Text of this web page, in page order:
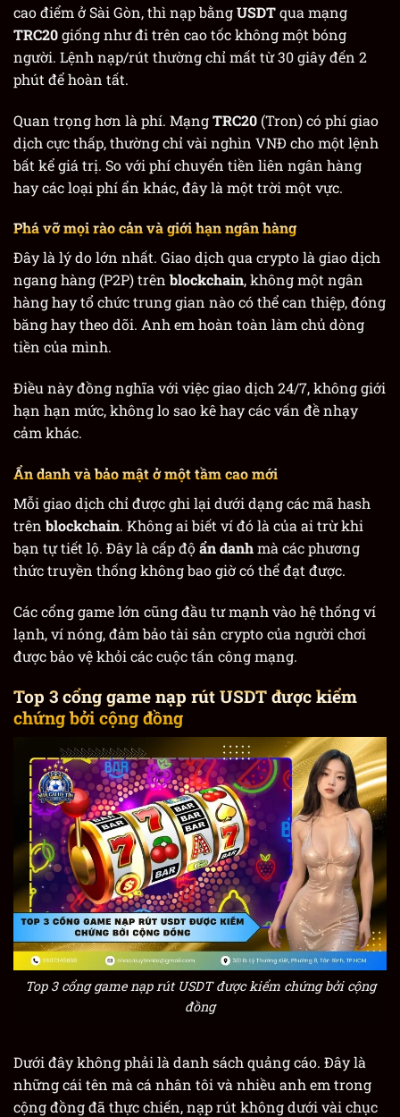
cao điểm ở Sài Gòn, thì nạp bằngUSDTqua mạng
TRC20giống như đi trên cao tốc không một bóng
người. Lệnh nạp/rút thường chỉ mất từ 30 giây đến 2
phút để hoàn tất.
Quan trọng hơn là phí. MạngTRC20 (Tron) có phí giao
dịch cực thấp, thường chỉ vài nghìn VNĐ cho một lệnh
bất kể giá trị. So với phí chuyển tiền liên ngân hàng
hay các loại phí ẩn khác, đây là một trời một vực.
Phá vỡ mọi rào cản và giới hạn ngân hàng
Đây là lý do lớn nhất. Giao dịch qua crypto là giao dịch
ngang hàng (P2P) trênblockchain, không một ngân
hàng hay tổ chức trung gian nào có thể can thiệp, đóng
băng hay theo dõi. Anh em hoàn toàn làm chủ dòng
tiền của mình.
Điều này đồng nghĩa với việc giao dịch 24/7, không giới
hạn hạn mức, không lo sao kê hay các vấn đề nhạy
cảm khác.
Ẩn danh và bảo mật ở một tầm cao mới
Mỗi giao dịch chỉ được ghi lại dưới dạng các mã hash
trênblockchain. Không ai biết ví đó là của ai trừ khi
bạn tự tiết lộ. Đây là cấp độẩn danhmà các phương
thức truyền thống không bao giờ có thể đạt được.
Các cổng game lớn cũng đầu tư mạnh vào hệ thống ví
lạnh, ví nóng, đảm bảo tài sản crypto của người chơi
được bảo vệ khỏi các cuộc tấn công mạng.
Top 3 cổng game nạp rút USDT được kiểm
chứng bởi cộng đồng
Top 3 cổng game nạp rút USDT được kiểm chứng bởi cộng
đồng
Dưới đây không phải là danh sách quảng cáo. Đây là
những cái tên mà cá nhân tôi và nhiều anh em trong
cộng đồng đã thực chiến, nạp rút không dưới vài chục